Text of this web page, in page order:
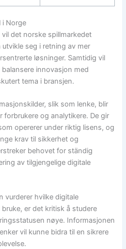
i Norge
det norske spillmarkedet
seg i retning av mer
løsninger. Samtidig vil
innovasjon med
tema i bransjen.
slik som lenke, blir
og analytikere. De gir
opererer under riktig lisens, og
krav til sikkerhet og
behovet for ständig
av tilgjengelige digitale
vurderer hvilke digitale
er det kritisk å studere
nøye. Informasjonen
vil kunne bidra til en sikrere